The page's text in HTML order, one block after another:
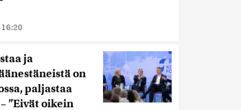
ja
on
paljastaa
”Eivät oikein